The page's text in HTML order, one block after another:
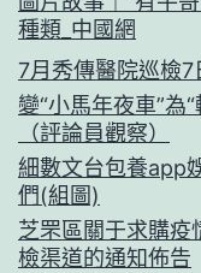
種類_中國網
7月秀傳醫院巡檢7
變“小馬年夜車”為
（評論員觀察）
細數文台包養app
們(組圖)
芝罘區關于求購疫
檢渠道的通知佈告